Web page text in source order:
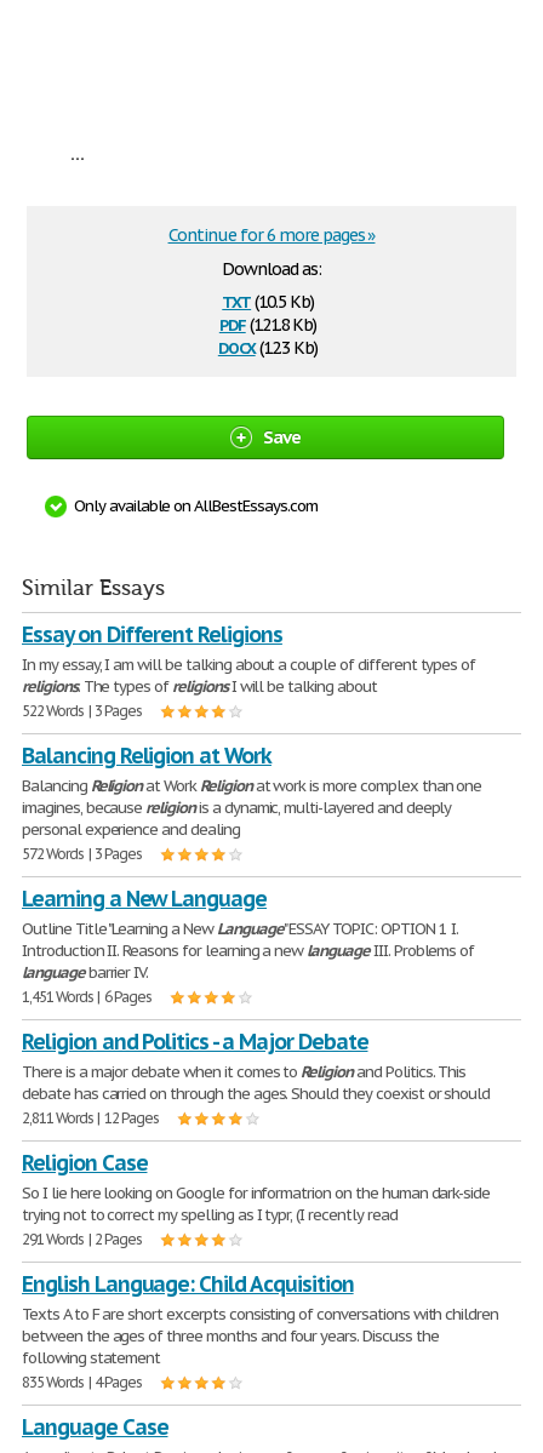
...
Download as:
txt(10.5 Kb)
pdf(121.8 Kb)
docx(12.3 Kb)
Continue for 6 more pages »
Save
Only available on AllBestEssays.com
Similar Essays
Essay on Different Religions
In my essay, I am will be talking about a couple of different types of
religions. The types ofreligionsI will be talking about
522 Words | 3 Pages
Balancing Religion at Work
Balancing Religionat WorkReligionat work is more complex than one
imagines, because religionis a dynamic, multi-layered and deeply
personal experience and dealing
572 Words | 3 Pages
Learning a New Language
Outline Title "Learning a NewLanguage" ESSAY TOPIC: OPTION 1 I.
Introduction II. Reasons for learning a newlanguageIII. Problems of
languagebarrier IV.
1,451 Words | 6 Pages
Religion and Politics - a Major Debate
There is a major debate when it comes to Religionand Politics. This
debate has carried on through the ages. Should they coexist or should
2,811 Words | 12 Pages
Religion Case
So I lie here looking on Google for informatrion on the human dark-side
trying not to correct my spelling as I typr, (I recently read
291 Words | 2 Pages
English Language: Child Acquisition
Texts A to F are short excerpts consisting of conversations with children
between the ages of three months and four years. Discuss the
following statement
835 Words | 4 Pages
Language Case